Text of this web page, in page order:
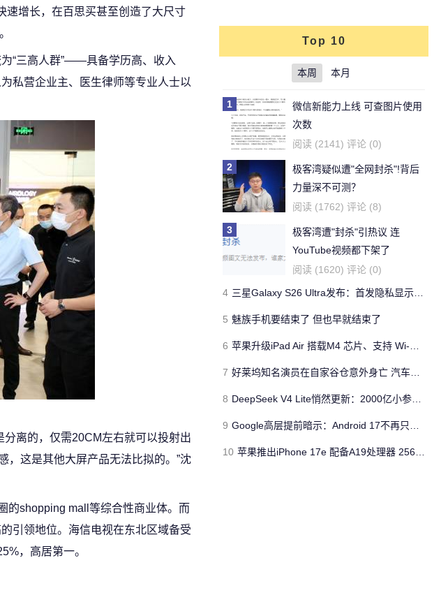
速增长，在百思买甚至创造了大尺寸
“三高人群”——具备学历高、收入
私营企业主、医生律师等专业人士以
离的，仅需20CM左右就可以投射出
，这是其他大屏产品无法比拟的。”沈
的shopping mall等综合性商业体。而
引领地位。海信电视在东北区域备受
，高居第一。
Top 10
本周 本月
1
微信新能力上线 可查图片使用
次数
阅读 (2141) 评论 (0)
2
极客湾疑似遭"全网封杀"!背后
力量深不可测？
阅读 (1762) 评论 (8)
3
极客湾遭"封杀"引热议 连
YouTube视频都下架了
阅读 (1620) 评论 (0)
4 三星Galaxy S26 Ultra发布：首发隐私显示屏、骁龙 8 Elite Gen 5与60W闪充
5 魅族手机要结束了 但也早就结束了
6 苹果升级iPad Air 搭载M4 芯片、支持 Wi‑Fi 7 售价不变
7 好莱坞知名演员在自家谷仓意外身亡 汽车搭电时突然自燃
8 DeepSeek V4 Lite悄然更新：2000亿小参数性能逼近美国顶流
9 Google高层提前暗示：Android 17不再只是操作系统
10 苹果推出iPhone 17e 配备A19处理器 256GB容量起步 刘海屏依旧